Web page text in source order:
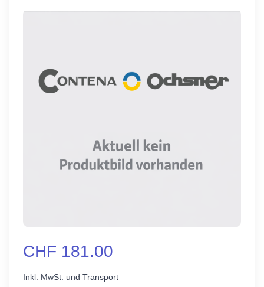
CHF 181.00
Inkl. MwSt. und Transport